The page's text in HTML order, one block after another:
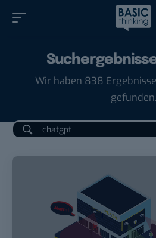
Wir haben 838
gefunden.